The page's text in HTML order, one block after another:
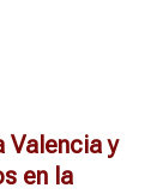
Valencia y
en la